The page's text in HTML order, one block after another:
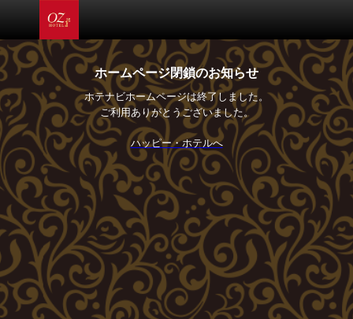
ホームページ閉鎖のお知らせ
ホテナビホームページは終了しました。
ご利用ありがとうございました。
ハッピー・ホテルへ